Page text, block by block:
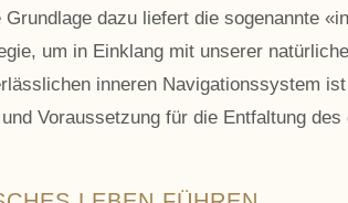
dazu liefert die sogenannte
um in Einklang mit unserer
inneren Navigationssystem
Voraussetzung für die Entfaltung